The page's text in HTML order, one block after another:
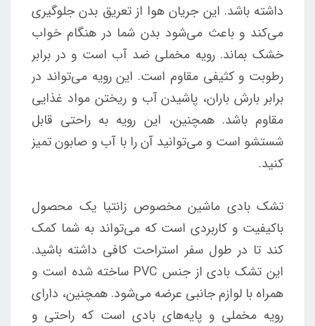
داشته باشد. این جریان هوا از تعریق بدن جلوگیری
می‌کند و باعث می‌شود بدن شما در هنگام خواب
خشک بماند. رویه مخملی ضد آب است و در برابر
رطوبت و کثیفی مقاوم است. این رویه می‌تواند در
برابر بارش باران، پاشیدن آب و ریختن مواد غذایی
مقاوم باشد. همچنین، این رویه به راحتی قابل
شستشو است و می‌توانید آن را با آب و صابون تمیز
کنید.
تشک بادی ماشین مخصوص زانتیا یک محصول
باکیفیت و کاربردی است که می‌تواند به شما کمک
کند تا در طول سفر استراحت کافی داشته باشید.
این تشک بادی از جنس PVC ساخته شده است و
همراه با لوازم جانبی عرضه می‌شود. همچنین، دارای
رویه مخملی و پایه‌های بادی است که راحتی و